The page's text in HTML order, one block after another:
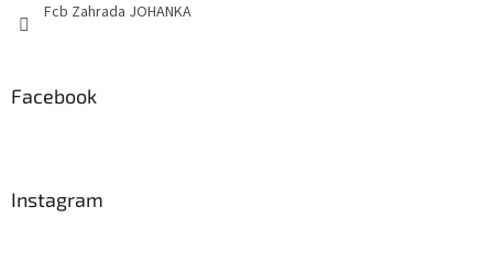
Fcb Zahrada JOHANKA
Facebook
Instagram